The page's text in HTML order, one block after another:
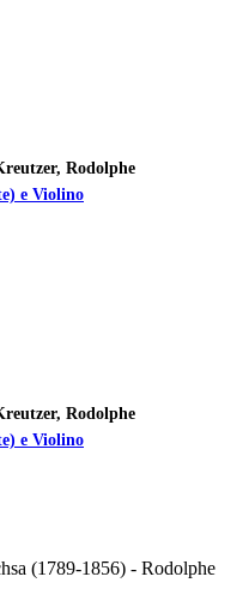
Rodolphe
e Violino
Rodolphe
e Violino
(1789-1856) - Rodolphe